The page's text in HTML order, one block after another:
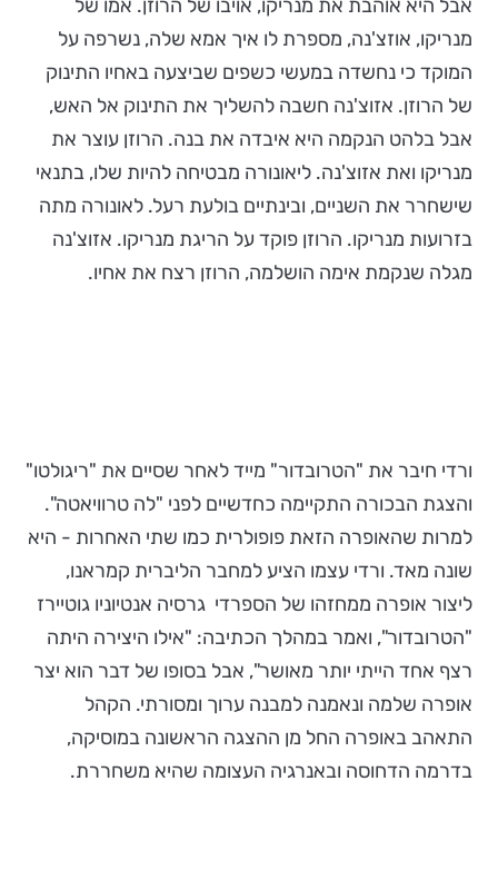
אבל היא אוהבת את מנריקו, אויבו של הרוזן. אמו של
מנריקו, אוזצ'נה, מספרת לו איך אמא שלה, נשרפה על
המוקד כי נחשדה במעשי כשפים שביצעה באחיו התינוק
של הרוזן. אזוצ'נה חשבה להשליך את התינוק אל האש,
אבל בלהט הנקמה היא איבדה את בנה. הרוזן עוצר את
מנריקו ואת אזוצ'נה. ליאונורה מבטיחה להיות שלו, בתנאי
שישחרר את השניים, ובינתיים בולעת רעל. לאונורה מתה
בזרועות מנריקו. הרוזן פוקד על הריגת מנריקו. אזוצ'נה
מגלה שנקמת אימה הושלמה, הרוזן רצח את אחיו.
ורדי חיבר את "הטרובדור" מייד לאחר שסיים את "ריגולטו"
והצגת הבכורה התקיימה כחדשיים לפני "לה טרוויאטה".
למרות שהאופרה הזאת פופולרית כמו שתי האחרות - היא
שונה מאד. ורדי עצמו הציע למחבר הליברית קמראנו,
ליצור אופרה ממחזהו של הספרדי גרסיה אנטיוניו גוטיירז
"הטרובדור", ואמר במהלך הכתיבה: "אילו היצירה היתה
רצף אחד הייתי יותר מאושר", אבל בסופו של דבר הוא יצר
אופרה שלמה ונאמנה למבנה ערוך ומסורתי. הקהל
התאהב באופרה החל מן ההצגה הראשונה במוסיקה,
בדרמה הדחוסה ובאנרגיה העצומה שהיא משחררת.